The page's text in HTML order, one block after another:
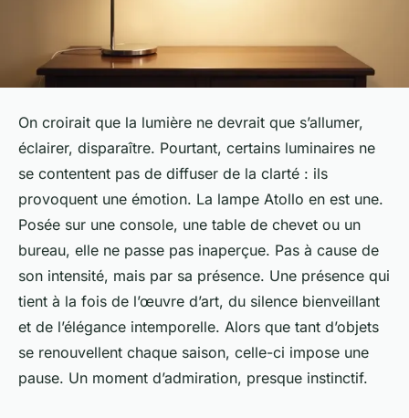
On croirait que la lumière ne devrait que s’allumer,
éclairer, disparaître. Pourtant, certains luminaires ne
se contentent pas de diffuser de la clarté : ils
provoquent une émotion. La lampe Atollo en est une.
Posée sur une console, une table de chevet ou un
bureau, elle ne passe pas inaperçue. Pas à cause de
son intensité, mais par sa présence. Une présence qui
tient à la fois de l’œuvre d’art, du silence bienveillant
et de l’élégance intemporelle. Alors que tant d’objets
se renouvellent chaque saison, celle-ci impose une
pause. Un moment d’admiration, presque instinctif.